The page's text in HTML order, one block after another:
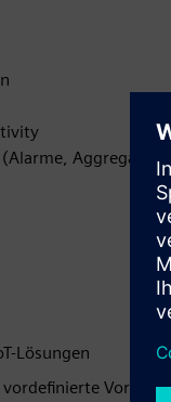
Lösungen
Vorlagen